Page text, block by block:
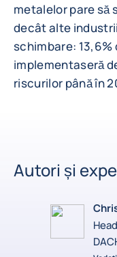
metalelor pare să
decât alte
schimbare:
implementaseră
riscurilor până în
Autori și